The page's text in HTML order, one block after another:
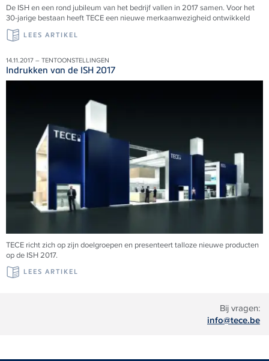
Bij vragen:
info@tece.be
De ISH en een rond jubileum van het bedrijf vallen in 2017 samen. Voor het
30-jarige bestaan heeft TECE een nieuwe merkaanwezigheid ontwikkeld
LEES ARTIKEL
14.11.2017 – TENTOONSTELLINGEN
Indrukken van de ISH 2017
TECE richt zich op zijn doelgroepen en presenteert talloze nieuwe producten
op de ISH 2017.
LEES ARTIKEL